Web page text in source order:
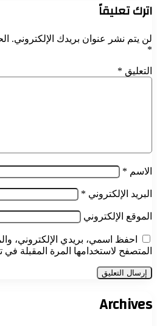
اترك تعليقاً
لن يتم نشر عنوان بريدك الإلكتروني.
*
التعليق *
الاسم *
البريد الإلكتروني *
الموقع الإلكتروني
احفظ اسمي، بريدي الإلكتروني،
المتصفح لاستخدامها المرة المقبلة في
Archives